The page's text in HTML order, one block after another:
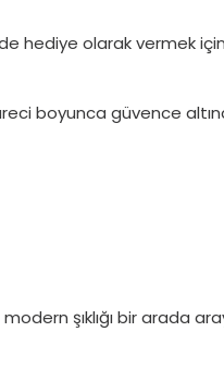
hediye olarak vermek
boyunca güvence
şıklığı bir arada